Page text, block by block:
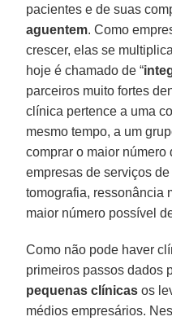
pacientes e de suas
aguentem. Como
crescer, elas se
hoje é chamado de “
parceiros muito fortes
clínica pertence a uma
mesmo tempo, a um
comprar o maior
empresas de serviços
tomografia, ressonância
maior número possível
Como não pode haver
primeiros passos dados
pequenas clínicas os
médios empresários.